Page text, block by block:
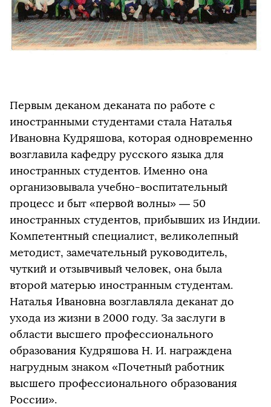
Первым деканом деканата по работе с
иностранными студентами стала Наталья
Ивановна Кудряшова, которая одновременно
возглавила кафедру русского языка для
иностранных студентов. Именно она
организовывала учебно-воспитательный
процесс и быт «первой волны» — 50
иностранных студентов, прибывших из Индии.
Компетентный специалист, великолепный
методист, замечательный руководитель,
чуткий и отзывчивый человек, она была
второй матерью иностранным студентам.
Наталья Ивановна возглавляла деканат до
ухода из жизни в 2000 году. За заслуги в
области высшего профессионального
образования Кудряшова Н. И. награждена
нагрудным знаком «Почетный работник
высшего профессионального образования
России».